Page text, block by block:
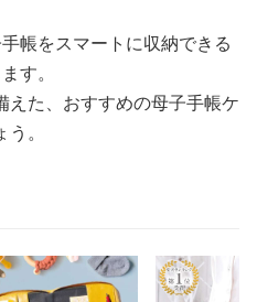
帳をスマートに収納できる
す。
た、おすすめの母子手帳ケ
。